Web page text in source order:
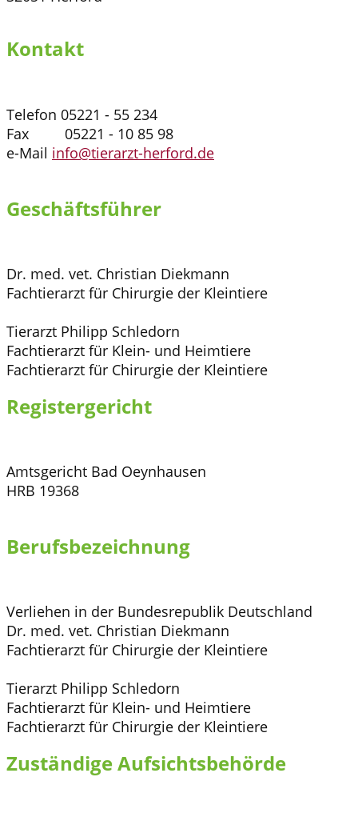
Kontakt
Telefon 05221 - 55 234
Fax 05221 - 10 85 98
e-Mail info@tierarzt-herford.de
Geschäftsführer
Dr. med. vet. Christian Diekmann
Fachtierarzt für Chirurgie der Kleintiere
Tierarzt Philipp Schledorn
Fachtierarzt für Klein- und Heimtiere
Fachtierarzt für Chirurgie der Kleintiere
Registergericht
Amtsgericht Bad Oeynhausen
HRB 19368
Berufsbezeichnung
Verliehen in der Bundesrepublik Deutschland
Dr. med. vet. Christian Diekmann
Fachtierarzt für Chirurgie der Kleintiere
Tierarzt Philipp Schledorn
Fachtierarzt für Klein- und Heimtiere
Fachtierarzt für Chirurgie der Kleintiere
Zuständige Aufsichtsbehörde